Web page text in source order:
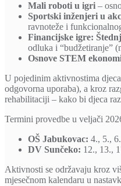
Mali roboti u igri –
Sportski inženjeri u
ravnoteže i
Financijske igre:
odluka i “budžetiranje”
Osnove STEM
U pojedinim aktivnostima
odgovorna uporaba), a kroz
rehabilitaciji – kako bi djeca
Termini provedbe u veljači
OŠ Jabukovac: 4., 5.,
DV Sunčeko: 12., 13.,
Aktivnosti se održavaju kroz
mjesečnom kalendaru u